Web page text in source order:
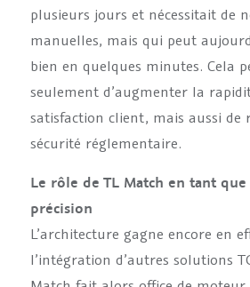
plusieurs jours et nécessitait de
manuelles, mais qui peut
bien en quelques minutes. Cela
seulement d’augmenter la
satisfaction client, mais aussi de
sécurité réglementaire.
Le rôle de TL Match en tant
précision
L’architecture gagne encore en
l’intégration d’autres solutions